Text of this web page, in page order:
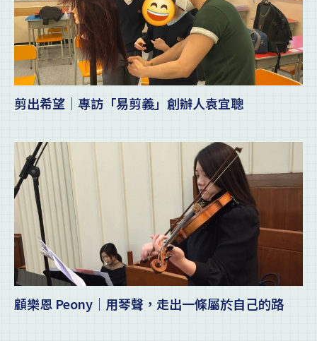
剪出希望｜專訪「易剪義」創辦人袁宜聰
顧樂恩 Peony｜用琴聲，走出一條屬於自己的路